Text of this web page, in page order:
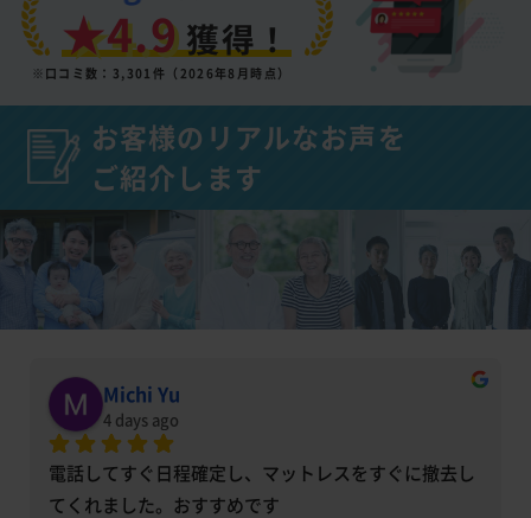
★4.9獲得！
※口コミ数：3,301件（2026年8月時点）
お客様のリアルなお声を
ご紹介します
Michi Yu
4 days ago
電話してすぐ日程確定し、マットレスをすぐに撤去し
てくれました。おすすめです